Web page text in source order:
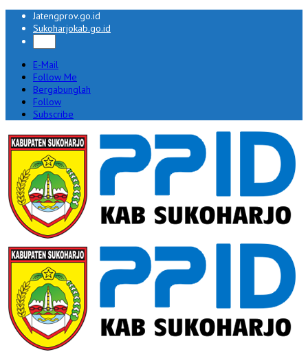
Jatengprov.go.id
Sukoharjokab.go.id
E-Mail
Follow Me
Bergabunglah
Follow
Subscribe